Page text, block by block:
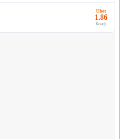
Ubet
1.86
Коэф.